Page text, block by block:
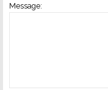
Message: